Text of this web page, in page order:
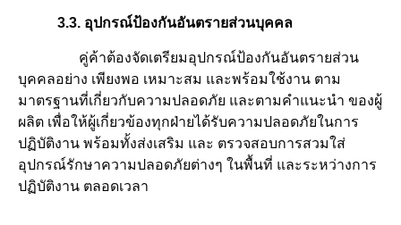
3.3. อุปกรณ์ป้องกันอันตรายส่วนบุคคล
คู่ค้าต้องจัดเตรียมอุปกรณ์ป้องกันอันตรายส่วน
บุคคลอย่าง เพียงพอ เหมาะสม และพร้อมใช้งาน ตาม
มาตรฐานที่เกี่ยวกับความปลอดภัย และตามคำแนะนำ ของผู้
ผลิต เพื่อให้ผู้เกี่ยวข้องทุกฝ่ายได้รับความปลอดภัยในการ
ปฏิบัติงาน พร้อมทั้งส่งเสริม และ ตรวจสอบการสวมใส่
อุปกรณ์รักษาความปลอดภัยต่างๆ ในพื้นที่ และระหว่างการ
ปฏิบัติงาน ตลอดเวลา